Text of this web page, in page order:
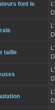
font le
taille